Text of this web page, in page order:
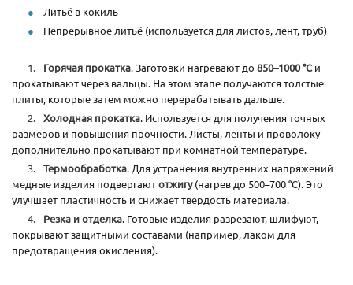
Литьё в кокиль
Непрерывное литьё (используется для листов, лент, труб)
Горячая прокатка. Заготовки нагревают до 850–1000 °Cи
прокатывают через вальцы. На этом этапе получаются толстые
плиты, которые затем можно перерабатывать дальше.
Холодная прокатка. Используется для получения точных
размеров и повышения прочности. Листы, ленты и проволоку
дополнительно прокатывают при комнатной температуре.
Термообработка. Для устранения внутренних напряжений
медные изделия подвергаютотжигу(нагрев до 500–700 °C). Это
улучшает пластичность и снижает твердость материала.
Резка и отделка. Готовые изделия разрезают, шлифуют,
покрывают защитными составами (например, лаком для
предотвращения окисления).